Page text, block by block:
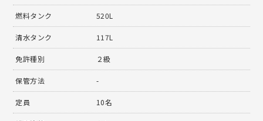
燃料タンク 520L
清水タンク 117L
免許種別 ２級
保管方法 -
定員 10名